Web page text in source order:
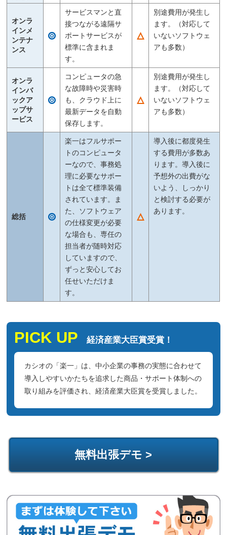
オンラ
インメ
ンテナ
ンス
サービスマンと直
接つながる遠隔サ
ポートサービスが
標準に含まれま
す。
別途費用が発生し
ます。（対応して
いないソフトウェ
アも多数）
オンラ
インバ
ックア
ップサ
ービス
コンピュータの急
な故障時や災害時
も、クラウド上に
最新データを自動
保存します。
別途費用が発生し
ます。（対応して
いないソフトウェ
アも多数）
総括
楽一はフルサポー
トのコンピュータ
ーなので、事務処
理に必要なサポー
トは全て標準装備
されています。ま
た、ソフトウェア
の仕様変更が必要
な場合も、専任の
担当者が随時対応
していますので、
ずっと安心してお
任せいただけま
す。
導入後に都度発生
する費用が多数あ
ります。導入後に
予想外の出費がな
いよう、しっかり
と検討する必要が
あります。
PICK UP 経済産業大臣賞受賞！
カシオの「楽一」は、中小企業の事務の実態に合わせて
導入しやすいかたちを追求した商品・サポート体制への
取り組みを評価され、経済産業大臣賞を受賞しました。
無料出張デモ >